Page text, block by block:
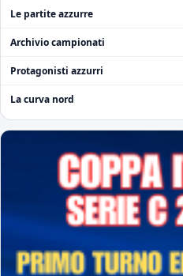
Le partite azzurre
Archivio campionati
Protagonisti azzurri
La curva nord